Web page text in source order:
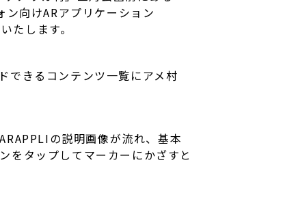
向けARアプリケーション
たします。
できるコンテンツ一覧にアメ村
の説明画像が流れ、基本
をタップしてマーカーにかざすと